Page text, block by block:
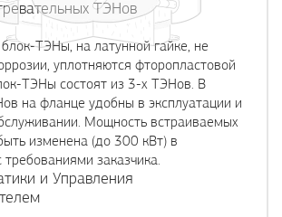
ТЭНов
ТЭНы, на латунной гайке, не
уплотняются фторопластовой
ТЭНы состоят из 3-х ТЭНов. В
на фланце удобны в эксплуатации и
Мощность встраиваемых
изменена (до 300 кВт) в
требованиями заказчика.
и Управления